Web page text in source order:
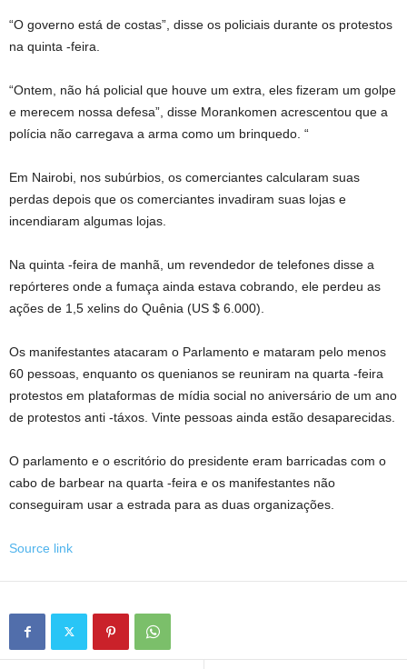
“O governo está de costas”, disse os policiais durante os protestos
na quinta -feira.
“Ontem, não há policial que houve um extra, eles fizeram um golpe
e merecem nossa defesa”, disse Morankomen acrescentou que a
polícia não carregava a arma como um brinquedo. “
Em Nairobi, nos subúrbios, os comerciantes calcularam suas
perdas depois que os comerciantes invadiram suas lojas e
incendiaram algumas lojas.
Na quinta -feira de manhã, um revendedor de telefones disse a
repórteres onde a fumaça ainda estava cobrando, ele perdeu as
ações de 1,5 xelins do Quênia (US $ 6.000).
Os manifestantes atacaram o Parlamento e mataram pelo menos
60 pessoas, enquanto os quenianos se reuniram na quarta -feira
protestos em plataformas de mídia social no aniversário de um ano
de protestos anti -táxos. Vinte pessoas ainda estão desaparecidas.
O parlamento e o escritório do presidente eram barricadas com o
cabo de barbear na quarta -feira e os manifestantes não
conseguiram usar a estrada para as duas organizações.
Source link